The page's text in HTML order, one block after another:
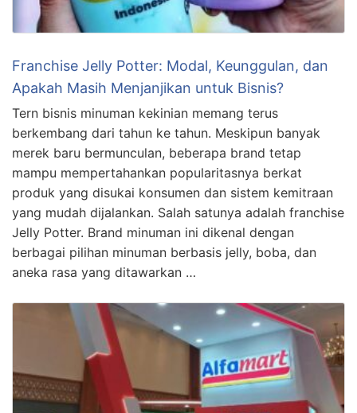
Franchise Jelly Potter: Modal, Keunggulan, dan
Apakah Masih Menjanjikan untuk Bisnis?
Tern bisnis minuman kekinian memang terus
berkembang dari tahun ke tahun. Meskipun banyak
merek baru bermunculan, beberapa brand tetap
mampu mempertahankan popularitasnya berkat
produk yang disukai konsumen dan sistem kemitraan
yang mudah dijalankan. Salah satunya adalah franchise
Jelly Potter. Brand minuman ini dikenal dengan
berbagai pilihan minuman berbasis jelly, boba, dan
aneka rasa yang ditawarkan …